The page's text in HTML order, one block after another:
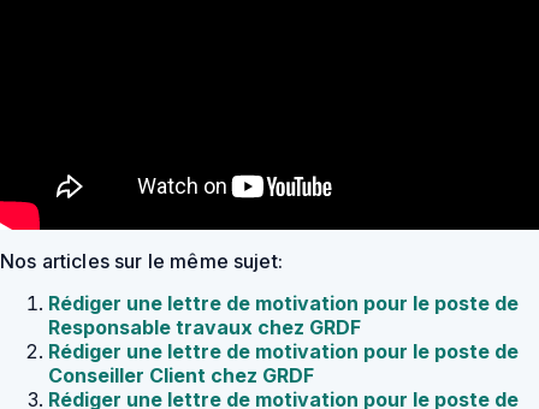
Nos articles sur le même sujet:
Rédiger une lettre de motivation pour le poste de
Responsable travaux chez GRDF
Rédiger une lettre de motivation pour le poste de
Conseiller Client chez GRDF
Rédiger une lettre de motivation pour le poste de